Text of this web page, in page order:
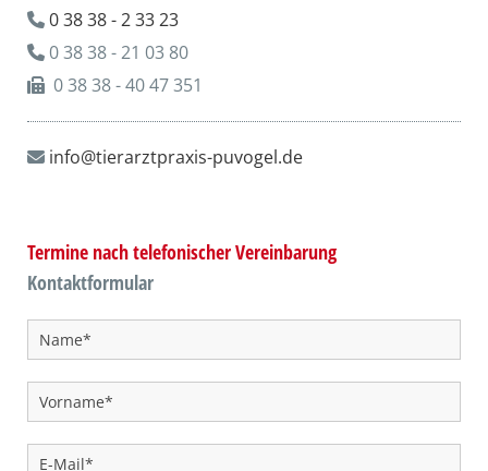
 0 38 38 - 2 33 23
 0 38 38 - 21 03 80
 0 38 38 - 40 47 351
 info@tierarztpraxis-puvogel.de
Termine nach telefonischer Vereinbarung
Kontaktformular